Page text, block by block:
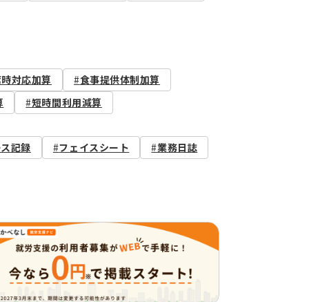
対応加算
食事提供体制加算
短時間利用減算
記録 フェイスシート 業務日誌